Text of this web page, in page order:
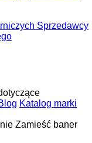
Sprzedawcy
Katalog marki
Zamieść baner